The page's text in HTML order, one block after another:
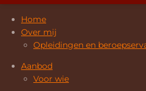
Home
Over mij
Opleidingen en
Aanbod
Voor wie